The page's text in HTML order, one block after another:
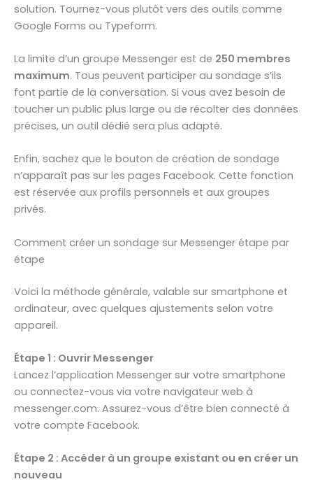
solution. Tournez-vous plutôt vers des outils comme
Google Forms ou Typeform.
La limite d’un groupe Messenger est de 250 membres
maximum. Tous peuvent participer au sondage s’ils
font partie de la conversation. Si vous avez besoin de
toucher un public plus large ou de récolter des données
précises, un outil dédié sera plus adapté.
Enfin, sachez que le bouton de création de sondage
n’apparaît pas sur les pages Facebook. Cette fonction
est réservée aux profils personnels et aux groupes
privés.
Comment créer un sondage sur Messenger étape par
étape
Voici la méthode générale, valable sur smartphone et
ordinateur, avec quelques ajustements selon votre
appareil.
Étape 1 : Ouvrir Messenger
Lancez l’application Messenger sur votre smartphone
ou connectez-vous via votre navigateur web à
messenger.com. Assurez-vous d’être bien connecté à
votre compte Facebook.
Étape 2 : Accéder à un groupe existant ou en créer un
nouveau